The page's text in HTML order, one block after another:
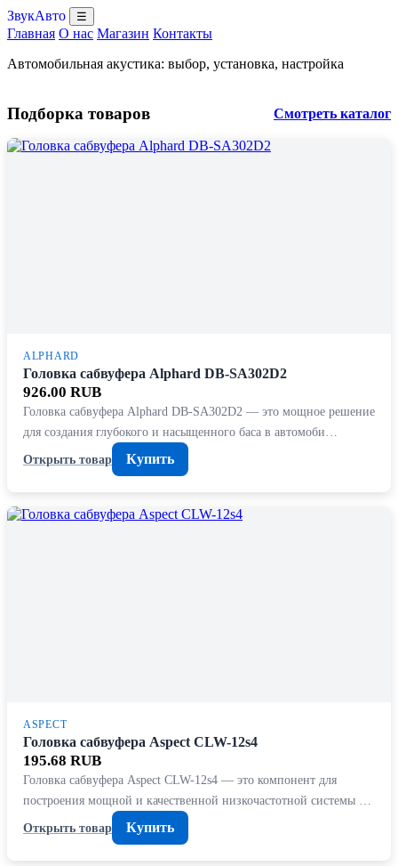
ЗвукАвто ☰
Главная О нас Магазин Контакты
Автомобильная акустика: выбор, установка, настройка
Подборка товаров Смотреть каталог
ALPHARD
Головка сабвуфера Alphard DB-SA302D2
926.00 RUB
Головка сабвуфера Alphard DB-SA302D2 — это мощное решение
для создания глубокого и насыщенного баса в автомоби…
Открыть товар
Купить
ASPECT
Головка сабвуфера Aspect CLW-12s4
195.68 RUB
Головка сабвуфера Aspect CLW-12s4 — это компонент для
построения мощной и качественной низкочастотной системы …
Открыть товар
Купить